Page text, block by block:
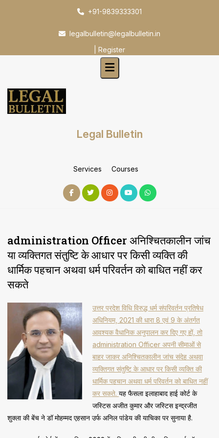
+91-9839333301
legalbulletin@legalbulletin.in
Register
Legal Bulletin
Services Courses
administration Officer अनिश्चितकालीन जांच
या व्यक्तिगत संतुष्टि के आधार पर किसी व्यक्ति की
धार्मिक पहचान अथवा धर्म परिवर्तन को बाधित नहीं कर
सकते
उत्तर प्रदेश विधि विरुद्ध धर्म संपरिवर्तन प्रतिषेध
अधिनियम, 2021 की धारा 8 एवं 9 के अंतर्गत
आवश्यक वैधानिक अनुपालन कर दिए गए हों, तो
administration Officer अपनी सीमाओं से
बाहर जाकर अनिश्चितकालीन जांच संदेह अथवा
व्यक्तिगत संतुष्टि के आधार पर किसी व्यक्ति की
धार्मिक पहचान अथवा धर्म परिवर्तन को बाधित नहीं
कर सकते. यह फैसला इलाहाबाद हाई कोर्ट के
जस्टिस अजीत कुमार और जस्टिस इन्द्रजीत
शुक्ला की बेंच ने डॉ मोहम्मद एहसान उर्फ अनिल पांडेय की याचिका पर सुनाया है.